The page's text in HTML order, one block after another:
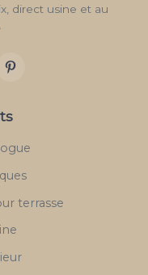
direct usine et au
terrasse